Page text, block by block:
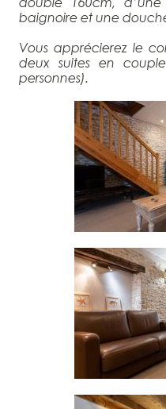
baignoire et une
Vous apprécierez le
deux suites en
personnes).